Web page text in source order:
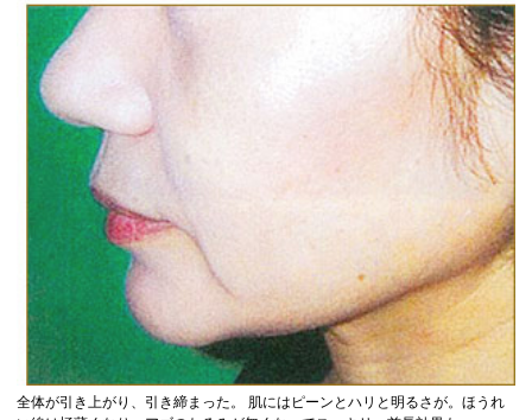
全体が引き上がり、引き締まった。 肌にはピーンとハリと明るさが。ほうれ